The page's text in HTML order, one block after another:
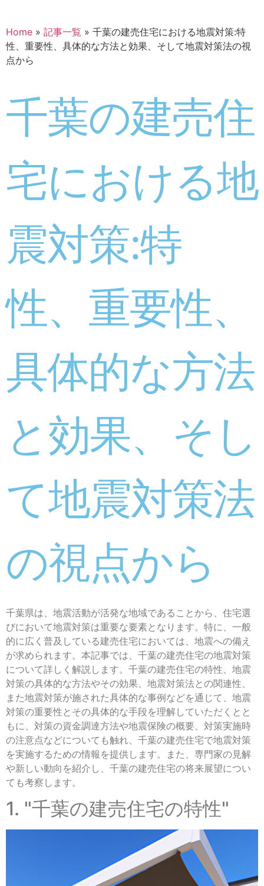
Home » 記事一覧 » 千葉の建売住宅における地震対策:特
性、重要性、具体的な方法と効果、そして地震対策法の視
点から
千葉の建売住
宅における地
震対策:特
性、重要性、
具体的な方法
と効果、そし
て地震対策法
の視点から
千葉県は、地震活動が活発な地域であることから、住宅選
びにおいて地震対策は重要な要素となります。特に、一般
的に広く普及している建売住宅においては、地震への備え
が求められます。本記事では、千葉の建売住宅の地震対策
について詳しく解説します。千葉の建売住宅の特性、地震
対策の具体的な方法やその効果、地震対策法との関連性、
また地震対策が施された具体的な事例などを通じて、地震
対策の重要性とその具体的な手段を理解していただくとと
もに、対策の資金調達方法や地震保険の概要、対策実施時
の注意点などについても触れ、千葉の建売住宅で地震対策
を実施するための情報を提供します。また、専門家の見解
や新しい動向を紹介し、千葉の建売住宅の将来展望につい
ても考察します。
1. "千葉の建売住宅の特性"